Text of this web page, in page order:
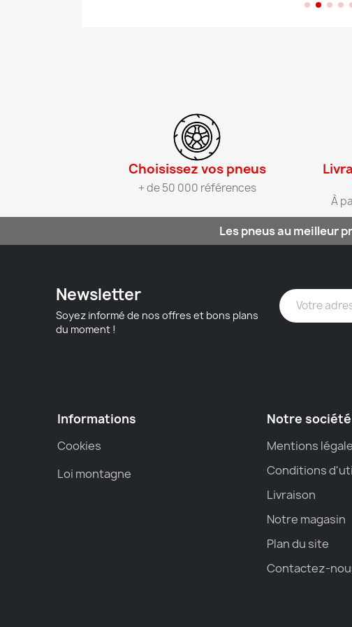
Choisissez vos pneus​
+ de 50 000 références
À
Les pneus au meilleur
Newsletter
Soyez informé de nos offres et bons plans
du moment !
Informations
Cookies
Loi montagne
Notre société
Mentions
Conditions
Livraison
Notre magasin
Plan du site
Contactez-